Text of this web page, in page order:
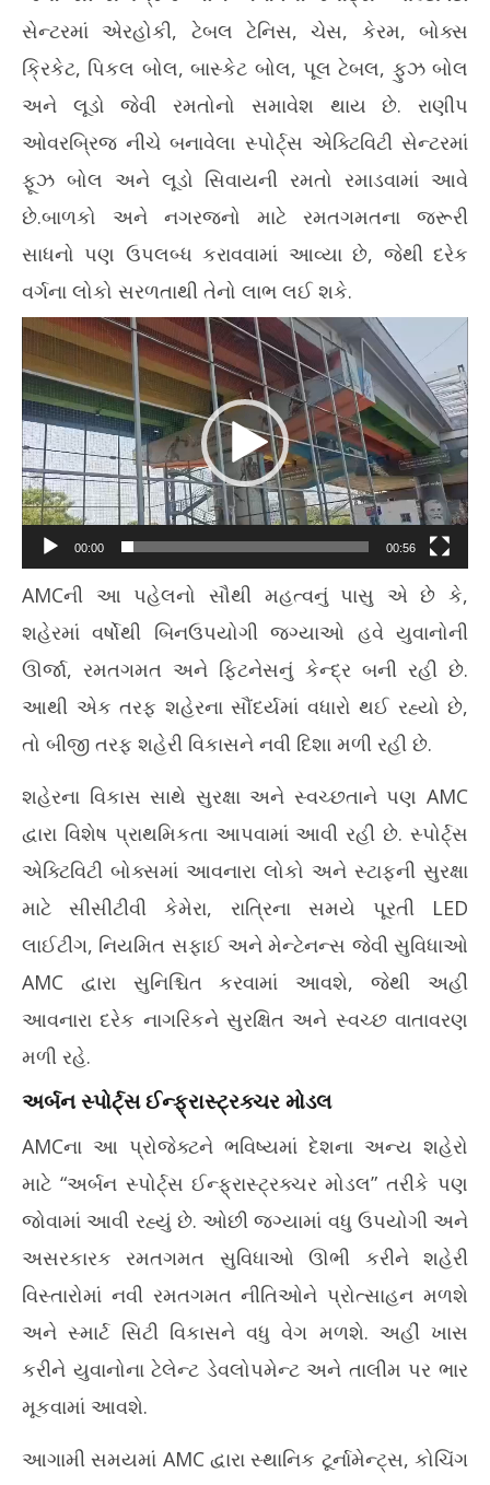
સેન્ટરમાં એરહોકી, ટેબલ ટેનિસ, ચેસ, કેરમ, બોક્સ
ક્રિકેટ, પિકલ બોલ, બાસ્કેટ બોલ, પૂલ ટેબલ, ફુઝ બોલ
અને લૂડો જેવી રમતોનો સમાવેશ થાય છે. રાણીપ
ઓવરબ્રિજ નીચે બનાવેલા સ્પોર્ટ્સ એક્ટિવિટી સેન્ટરમાં
ફૂઝ બોલ અને લૂડો સિવાયની રમતો રમાડવામાં આવે
છે.બાળકો અને નગરજનો માટે રમતગમતના જરૂરી
સાધનો પણ ઉપલબ્ધ કરાવવામાં આવ્યા છે, જેથી દરેક
વર્ગના લોકો સરળતાથી તેનો લાભ લઈ શકે.
Video
Player
00:00 00:56
AMCની આ પહેલનો સૌથી મહત્વનું પાસુ એ છે કે,
શહેરમાં વર્ષોથી બિનઉપયોગી જગ્યાઓ હવે યુવાનોની
ઊર્જા, રમતગમત અને ફિટનેસનું કેન્દ્ર બની રહી છે.
આથી એક તરફ શહેરના સૌંદર્યમાં વધારો થઈ રહ્યો છે,
તો બીજી તરફ શહેરી વિકાસને નવી દિશા મળી રહી છે.
શહેરના વિકાસ સાથે સુરક્ષા અને સ્વચ્છતાને પણ AMC
દ્વારા વિશેષ પ્રાથમિકતા આપવામાં આવી રહી છે. સ્પોર્ટ્સ
એક્ટિવિટી બોક્સમાં આવનારા લોકો અને સ્ટાફની સુરક્ષા
માટે સીસીટીવી કેમેરા, રાત્રિના સમયે પૂરતી LED
લાઈટીંગ, નિયમિત સફાઈ અને મેન્ટેનન્સ જેવી સુવિધાઓ
AMC દ્વારા સુનિશ્ચિત કરવામાં આવશે, જેથી અહીં
આવનારા દરેક નાગરિકને સુરક્ષિત અને સ્વચ્છ વાતાવરણ
મળી રહે.
અર્બન સ્પોર્ટ્સ ઈન્ફ્રાસ્ટ્રક્ચર મોડલ
AMCના આ પ્રોજેક્ટને ભવિષ્યમાં દેશના અન્ય શહેરો
માટે “અર્બન સ્પોર્ટ્સ ઈન્ફ્રાસ્ટ્રક્ચર મોડલ” તરીકે પણ
જોવામાં આવી રહ્યું છે. ઓછી જગ્યામાં વધુ ઉપયોગી અને
અસરકારક રમતગમત સુવિધાઓ ઊભી કરીને શહેરી
વિસ્તારોમાં નવી રમતગમત નીતિઓને પ્રોત્સાહન મળશે
અને સ્માર્ટ સિટી વિકાસને વધુ વેગ મળશે. અહીં ખાસ
કરીને યુવાનોના ટેલેન્ટ ડેવલોપમેન્ટ અને તાલીમ પર ભાર
મૂકવામાં આવશે.
આગામી સમયમાં AMC દ્વારા સ્થાનિક ટૂર્નામેન્ટ્સ, કોચિંગ